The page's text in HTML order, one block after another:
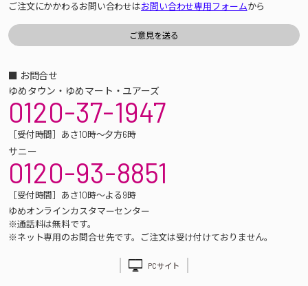
ご注文にかかわるお問い合わせはお問い合わせ専用フォームから
■ お問合せ
ゆめタウン・ゆめマート・ユアーズ
0120-37-1947
［受付時間］あさ10時～夕方6時
サニー
0120-93-8851
［受付時間］あさ10時～よる9時
ゆめオンラインカスタマーセンター
※通話料は無料です。
※ネット専用のお問合せ先です。ご注文は受け付けておりません。
PCサイト